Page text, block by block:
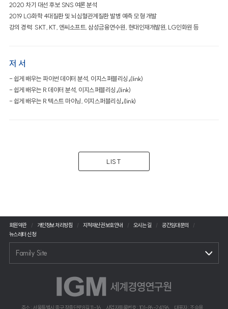
2020 차기 대선 후보 SNS 여론 분석
2019 LG화학 4대질환 및 뇌심혈관계질환 발병 예측 모형 개발
강의 경력: SKT, KT, 엔씨소프트, 삼성금융연수원, 현대인재개발원, LG인화원 등
저 서
- 쉽게 배우는 파이썬 데이터 분석, 이지스퍼블리싱』(link)
- 쉽게 배우는 R 데이터 분석, 이지스퍼블리싱』(link)
- 쉽게 배우는 R 텍스트 마이닝, 이지스퍼블리싱』(link)
LIST
회원약관 개인정보 처리방침 지적재산권 보호안내 오시는 길
공간임대 문의
뉴스레터 신청
Family Site
주소 : 서울특별시 중구 장충단로 8길 11-16 사업자등록번호 : 101-86-24196 대표자 : 조승용